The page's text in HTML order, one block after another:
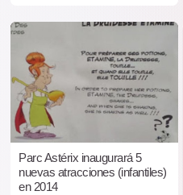
Parc Astérix inaugurará 5
nuevas atracciones (infantiles)
en 2014